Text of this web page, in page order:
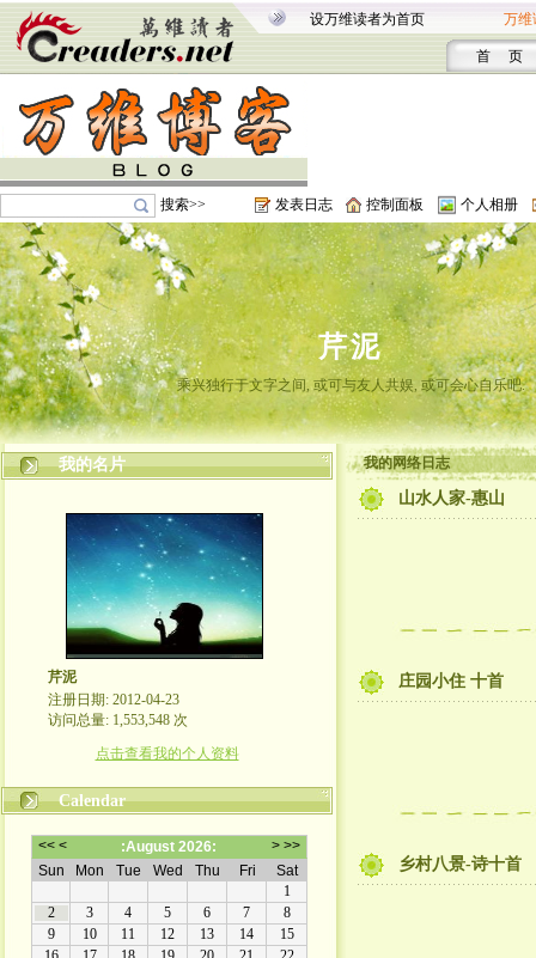
设万维读者为首页 万维
首 页
搜索>> 发表日志 控制面板 个人相册
芹泥
乘兴独行于文字之间, 或可与友人共娱, 或可会心自乐吧.
我的名片
芹泥
注册日期: 2012-04-23
访问总量: 1,553,548 次
点击查看我的个人资料
Calendar
我的网络日志
山水人家-惠山
庄园小住 十首
乡村八景-诗十首